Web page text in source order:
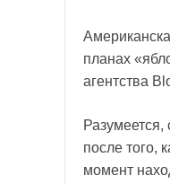
планах
агентства
после того,
момент